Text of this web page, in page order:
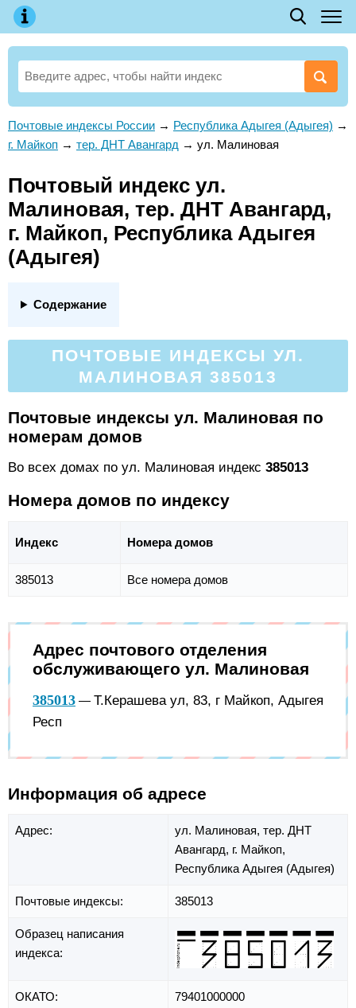
Почтовые индексы России → Республика Адыгея (Адыгея) →
г. Майкоп → тер. ДНТ Авангард → ул. Малиновая
Почтовый индекс ул.
Малиновая, тер. ДНТ Авангард,
г. Майкоп, Республика Адыгея
(Адыгея)
Содержание
ПОЧТОВЫЕ ИНДЕКСЫ УЛ.
МАЛИНОВАЯ 385013
Почтовые индексы ул. Малиновая по
номерам домов
Во всех домах по ул. Малиновая индекс 385013
Номера домов по индексу
Индекс Номера домов
385013 Все номера домов
Адрес почтового отделения
обслуживающего ул. Малиновая
385013 — Т.Керашева ул, 83, г Майкоп, Адыгея
Респ
Информация об адресе
Адрес: ул. Малиновая, тер. ДНТ
Авангард, г. Майкоп,
Республика Адыгея (Адыгея)
Почтовые индексы: 385013
Образец написания
индекса:
ОКАТО: 79401000000